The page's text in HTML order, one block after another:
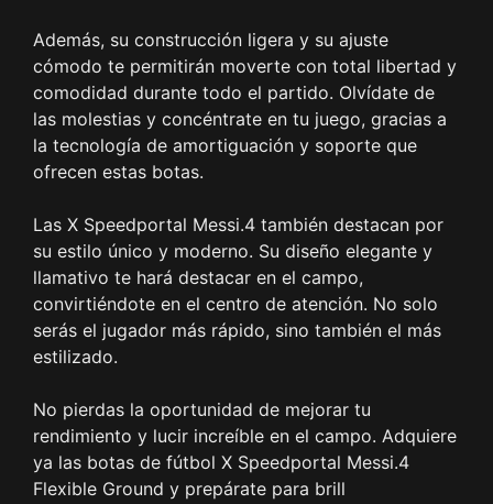
Además, su construcción ligera y su ajuste
cómodo te permitirán moverte con total libertad y
comodidad durante todo el partido. Olvídate de
las molestias y concéntrate en tu juego, gracias a
la tecnología de amortiguación y soporte que
ofrecen estas botas.
Las X Speedportal Messi.4 también destacan por
su estilo único y moderno. Su diseño elegante y
llamativo te hará destacar en el campo,
convirtiéndote en el centro de atención. No solo
serás el jugador más rápido, sino también el más
estilizado.
No pierdas la oportunidad de mejorar tu
rendimiento y lucir increíble en el campo. Adquiere
ya las botas de fútbol X Speedportal Messi.4
Flexible Ground y prepárate para brill